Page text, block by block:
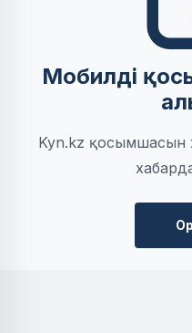
Мобилді
Kyn.kz қосымшасын